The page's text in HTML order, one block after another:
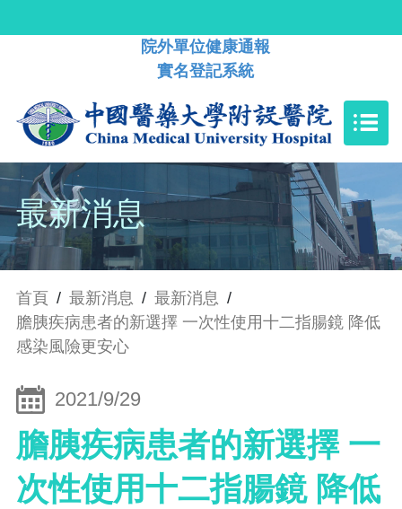
院外單位健康通報
實名登記系統
最新消息
首頁 / 最新消息 / 最新消息 /
膽胰疾病患者的新選擇 一次性使用十二指腸鏡 降低
感染風險更安心
2021/9/29
膽胰疾病患者的新選擇 一
次性使用十二指腸鏡 降低